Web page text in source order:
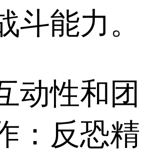
斗能力。
动性和团
：反恐精